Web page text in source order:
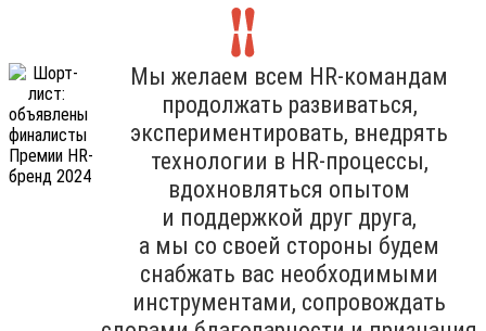
Мы желаем всем HR-командам
продолжать развиваться,
экспериментировать, внедрять
технологии в HR-процессы,
вдохновляться опытом
и поддержкой друг друга,
а мы со своей стороны будем
снабжать вас необходимыми
инструментами, сопровождать